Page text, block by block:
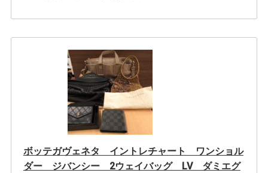
ボッテガヴェネタ イントレチャート ワンショル
ダー ジバンシー 2ウェイバッグ LV ダミエグ